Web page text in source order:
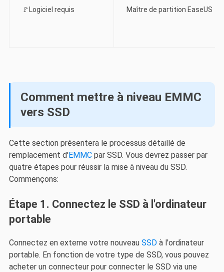
🚩Logiciel requis Maître de partition EaseUS
Comment mettre à niveau EMMC
vers SSD
Cette section présentera le processus détaillé de
remplacement d'EMMCpar SSD. Vous devrez passer par
quatre étapes pour réussir la mise à niveau du SSD.
Commençons:
Étape 1. Connectez le SSD à l'ordinateur
portable
Connectez en externe votre nouveau SSDà l'ordinateur
portable. En fonction de votre type de SSD, vous pouvez
acheter un connecteur pour connecter le SSD via une